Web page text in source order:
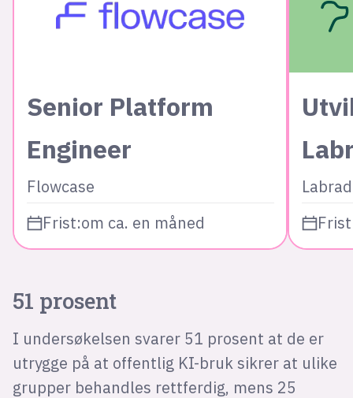
Senior Platform
Engineer
Flowcase
Frist:om ca. en måned
51 prosent
I undersøkelsen svarer 51 prosent at de er
utrygge på at offentlig KI-bruk sikrer at ulike
grupper behandles rettferdig, mens 25